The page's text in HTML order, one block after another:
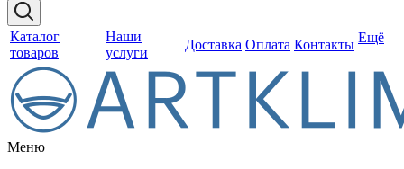
Каталог
товаров
Наши
услуги
Доставка Оплата Контакты Ещё
Меню